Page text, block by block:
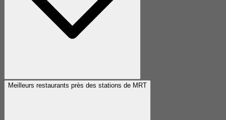
Meilleurs restaurants près des stations de MRT